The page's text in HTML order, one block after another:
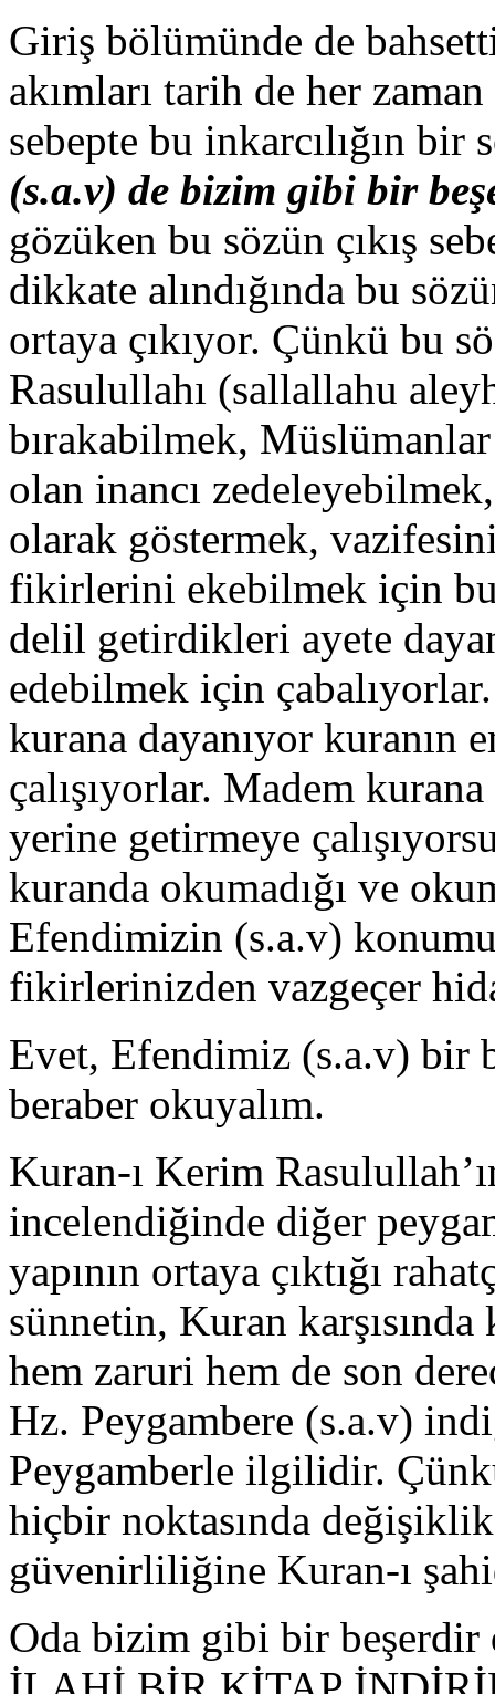
Giriş bölümünde de
akımları tarih de her
sebepte bu inkarcılığın
(s.a.v) de bizim gibi bir
gözüken bu sözün çıkış
dikkate alındığında bu
ortaya çıkıyor. Çünkü bu
Rasulullahı (sallallahu
bırakabilmek,
olan inancı
olarak göstermek,
fikirlerini ekebilmek için
delil getirdikleri ayete
edebilmek için
kurana dayanıyor kuranın
çalışıyorlar. Madem
yerine getirmeye
kuranda okumadığı ve
Efendimizin (s.a.v)
fikirlerinizden vazgeçer
Evet, Efendimiz (s.a.v) bir
beraber okuyalım.
Kuran-ı Kerim
incelendiğinde diğer
yapının ortaya çıktığı
sünnetin, Kuran karşısında
hem zaruri hem de son
Hz. Peygambere (s.a.v)
Peygamberle ilgilidir.
hiçbir noktasında
güvenirliliğine Kuran-ı
Oda bizim gibi bir